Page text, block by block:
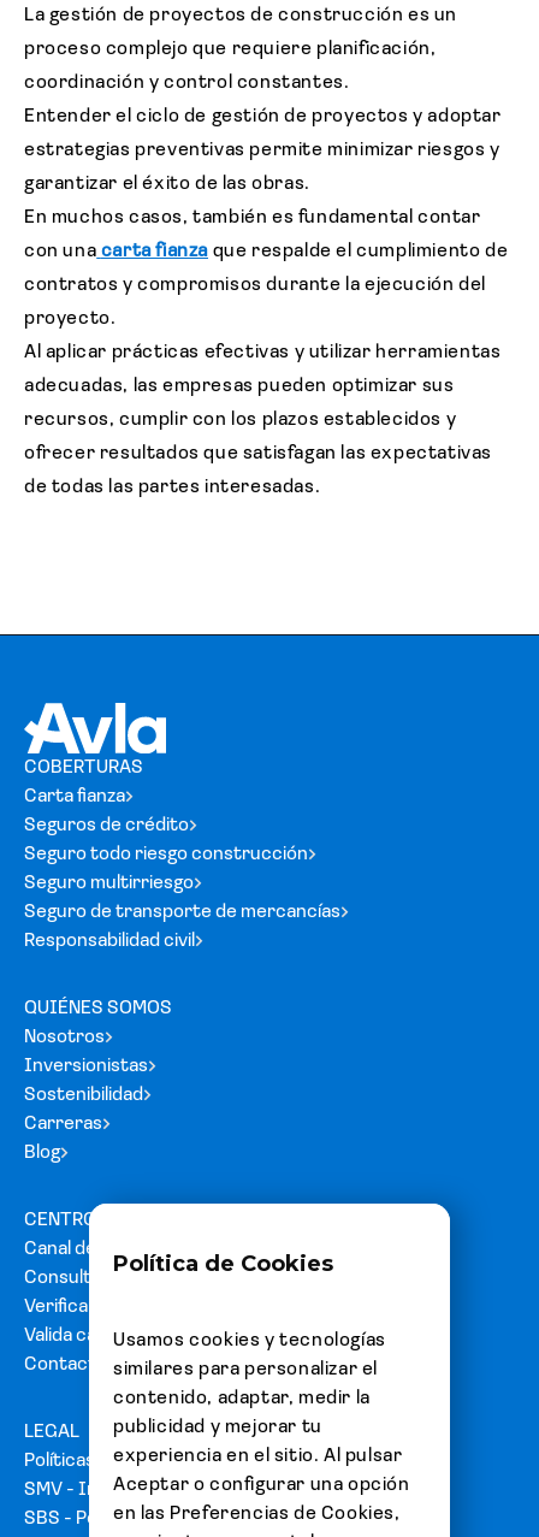
La gestión de proyectos de construcción es un
proceso complejo que requiere planificación,
coordinación y control constantes.
Entender el ciclo de gestión de proyectos y adoptar
estrategias preventivas permite minimizar riesgos y
garantizar el éxito de las obras.
En muchos casos, también es fundamental contar
con una carta fianza que respalde el cumplimiento de
contratos y compromisos durante la ejecución del
proyecto.
Al aplicar prácticas efectivas y utilizar herramientas
adecuadas, las empresas pueden optimizar sus
recursos, cumplir con los plazos establecidos y
ofrecer resultados que satisfagan las expectativas
de todas las partes interesadas.
COBERTURAS
Carta fianza
Seguros de crédito
Seguro todo riesgo construcción
Seguro multirriesgo
Seguro de transporte de mercancías
Responsabilidad civil
QUIÉNES SOMOS
Nosotros
Inversionistas
Sostenibilidad
Carreras
Blog
CENTRO DE AYUDA
Canal de denuncias
Consultas y reclamos
Verifica tu carta fianza
Valida cartas de acreditación
Contacto
LEGAL
Políticas
SMV - Información del emisor
SBS - Portal de usuarios
Política de Cookies
Usamos cookies y tecnologías
similares para personalizar el
contenido, adaptar, medir la
publicidad y mejorar tu
experiencia en el sitio. Al pulsar
Aceptar o configurar una opción
en las Preferencias de Cookies,